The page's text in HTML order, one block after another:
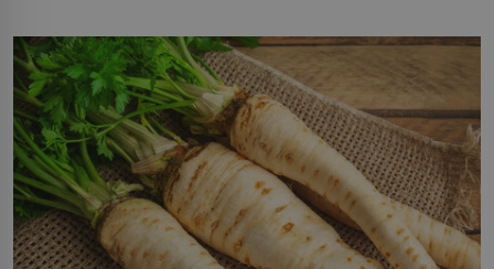
do školy u nás na vesnici. Měli mě tam rádi, protože